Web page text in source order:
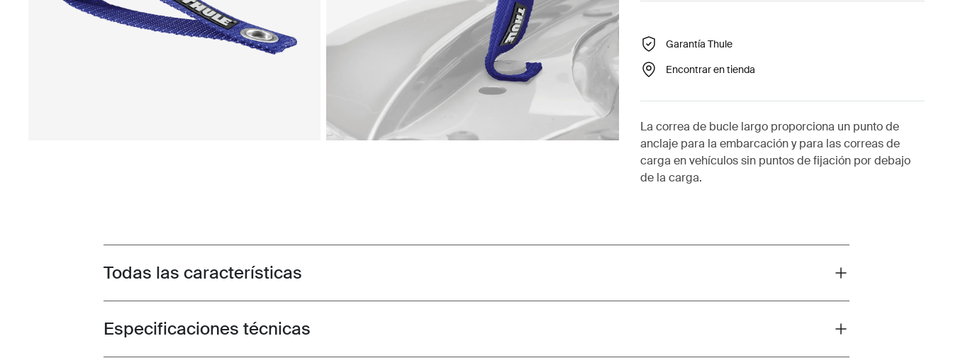
Garantía Thule
Encontrar en tienda
La correa de bucle largo proporciona un punto de
anclaje para la embarcación y para las correas de
carga en vehículos sin puntos de fijación por debajo
de la carga.
Toggle features
Todas las características
Toggle techspec
Especificaciones técnicas